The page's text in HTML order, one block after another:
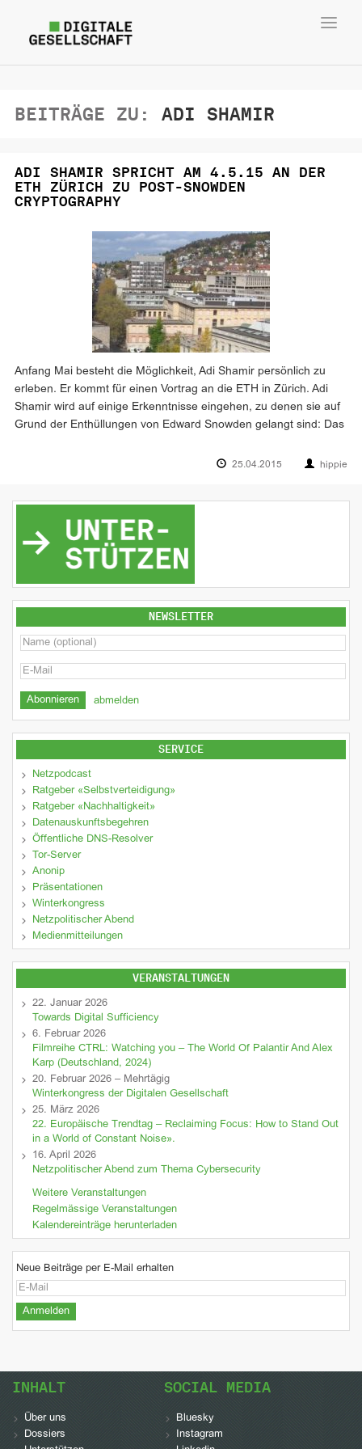
BEITRÄGE ZU: ADI SHAMIR
ADI SHAMIR SPRICHT AM 4.5.15 AN DER
ETH ZÜRICH ZU POST-SNOWDEN
CRYPTOGRAPHY
Anfang Mai besteht die Möglichkeit, Adi Shamir persönlich zu
erleben. Er kommt für einen Vortrag an die ETH in Zürich. Adi
Shamir wird auf einige Erkenntnisse eingehen, zu denen sie auf
Grund der Enthüllungen von Edward Snowden gelangt sind: Das
25.04.2015 hippie
NEWSLETTER
abmelden
SERVICE
Netzpodcast
Ratgeber «Selbstverteidigung»
Ratgeber «Nachhaltigkeit»
Datenauskunftsbegehren
Öffentliche DNS-Resolver
Tor-Server
Anonip
Präsentationen
Winterkongress
Netzpolitischer Abend
Medienmitteilungen
VERANSTALTUNGEN
22. Januar 2026
Towards Digital Sufficiency
6. Februar 2026
Filmreihe CTRL: Watching you – The World Of Palantir And Alex
Karp (Deutschland, 2024)
20. Februar 2026 – Mehrtägig
Winterkongress der Digitalen Gesellschaft
25. März 2026
22. Europäische Trendtag – Reclaiming Focus: How to Stand Out
in a World of Constant Noise».
16. April 2026
Netzpolitischer Abend zum Thema Cybersecurity
Weitere Veranstaltungen
Regelmässige Veranstaltungen
Kalendereinträge herunterladen
Neue Beiträge per E-Mail erhalten
INHALT
Über uns
Dossiers
SOCIAL MEDIA
Bluesky
Instagram